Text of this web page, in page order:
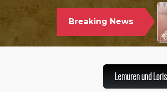
Breaking News
Lemuren und Loris